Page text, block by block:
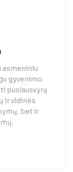
gyvenimo
pusiausvyrą
ir vidinės
bet ir